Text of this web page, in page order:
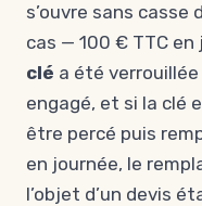
s’ouvre sans casse
cas — 100 € TTC
clé a été
engagé, et si la clé
être percé puis
en journée, le
l’objet d’un devis